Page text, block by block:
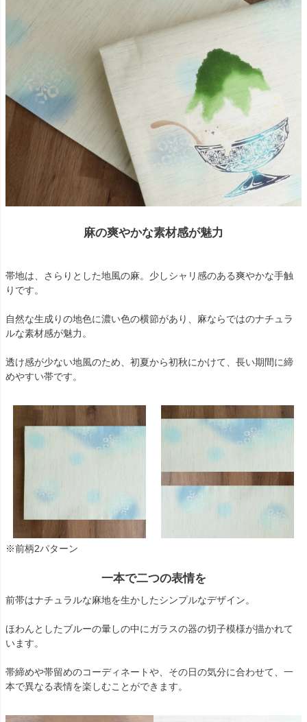
麻の爽やかな素材感が魅力
帯地は、さらりとした地風の麻。少しシャリ感のある爽やかな手触
りです。
自然な生成りの地色に濃い色の横節があり、麻ならではのナチュラ
ルな素材感が魅力。
透け感が少ない地風のため、初夏から初秋にかけて、長い期間に締
めやすい帯です。
※前柄2パターン
一本で二つの表情を
前帯はナチュラルな麻地を生かしたシンプルなデザイン。
ほわんとしたブルーの暈しの中にガラスの器の切子模様が描かれて
います。
帯締めや帯留めのコーディネートや、その日の気分に合わせて、一
本で異なる表情を楽しむことができます。